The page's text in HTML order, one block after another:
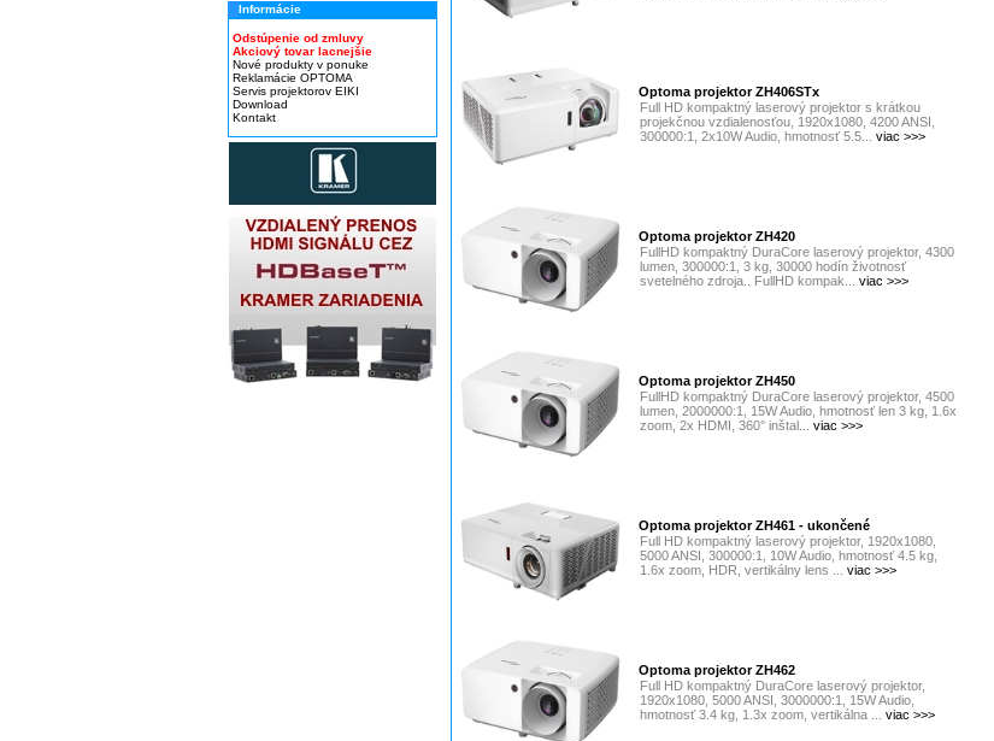
Informácie
Odstúpenie od zmluvy
Akciový tovar lacnejšie
Nové produkty v ponuke
Reklamácie OPTOMA
Servis projektorov EIKI
Download
Kontakt
Optoma projektor ZH406STx
Full HD kompaktný laserový projektor s krátkou
projekčnou vzdialenosťou, 1920x1080, 4200 ANSI,
300000:1, 2x10W Audio, hmotnosť 5.5... viac >>>
Optoma projektor ZH420
FullHD kompaktný DuraCore laserový projektor, 4300
lumen, 300000:1, 3 kg, 30000 hodín životnosť
svetelného zdroja.. FullHD kompak... viac >>>
Optoma projektor ZH450
FullHD kompaktný DuraCore laserový projektor, 4500
lumen, 2000000:1, 15W Audio, hmotnosť len 3 kg, 1.6x
zoom, 2x HDMI, 360° inštal... viac >>>
Optoma projektor ZH461 - ukončené
Full HD kompaktný laserový projektor, 1920x1080,
5000 ANSI, 300000:1, 10W Audio, hmotnosť 4.5 kg,
1.6x zoom, HDR, vertikálny lens ... viac >>>
Optoma projektor ZH462
Full HD kompaktný DuraCore laserový projektor,
1920x1080, 5000 ANSI, 3000000:1, 15W Audio,
hmotnosť 3.4 kg, 1.3x zoom, vertikálna ... viac >>>